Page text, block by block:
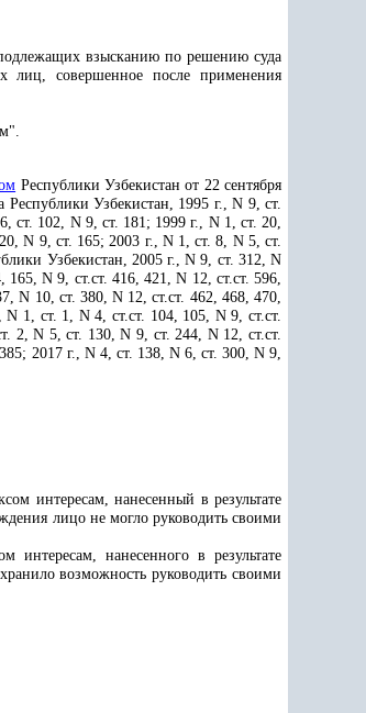
взысканию по решению суда
лиц, совершенное после применения
Республики Узбекистан от 22 сентября
Узбекистан, 1995 г., N 9, ст.
ст. 102, N 9, ст. 181; 1999 г., N 1, ст. 20,
N 9, ст. 165; 2003 г., N 1, ст. 8, N 5, ст.
Узбекистан, 2005 г., N 9, ст. 312, N
N 9, ст.ст. 416, 421, N 12, ст.ст. 596,
N 10, ст. 380, N 12, ст.ст. 462, 468, 470,
1, ст. 1, N 4, ст.ст. 104, 105, N 9, ст.ст.
2, N 5, ст. 130, N 9, ст. 244, N 12, ст.ст.
2017 г., N 4, ст. 138, N 6, ст. 300, N 9,
интересам, нанесенный в результате
лицо не могло руководить своими
нанесенного в результате
возможность руководить своими